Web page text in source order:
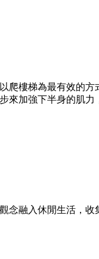
樓梯為最有效的
加強下半身的肌
融入休閒生活，